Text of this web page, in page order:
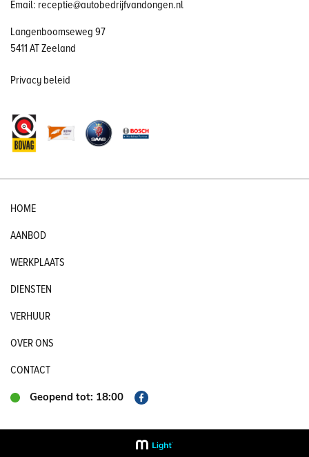
Email: receptie@autobedrijfvandongen.nl
Langenboomseweg 97
5411 AT Zeeland
Privacy beleid
HOME
AANBOD
WERKPLAATS
DIENSTEN
VERHUUR
OVER ONS
CONTACT
Geopend tot: 18:00